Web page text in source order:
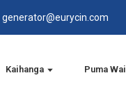
generator@eurycin.com
Kaihanga Puma Wai